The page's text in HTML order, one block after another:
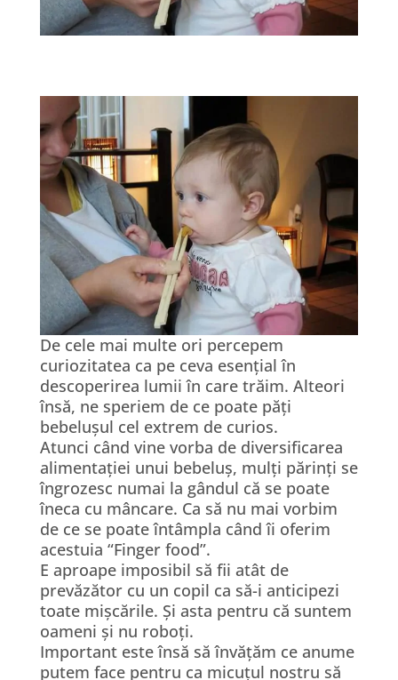
De cele mai multe ori percepem
curiozitatea ca pe ceva esențial în
descoperirea lumii în care trăim. Alteori
însă, ne speriem de ce poate păți
bebelușul cel extrem de curios.
Atunci când vine vorba de diversificarea
alimentației unui bebeluș, mulți părinți se
îngrozesc numai la gândul că se poate
îneca cu mâncare. Ca să nu mai vorbim
de ce se poate întâmpla când îi oferim
acestuia “Finger food”.
E aproape imposibil să fii atât de
prevăzător cu un copil ca să-i anticipezi
toate mișcările. Și asta pentru că suntem
oameni și nu roboți.
Important este însă să învățăm ce anume
putem face pentru ca micuțul nostru să